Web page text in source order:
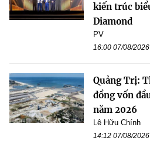
kiến trúc
Diamond
PV
16:00 07/08/2026
Quảng Trị:
đồng vốn
năm 2026
Lê Hữu Chính
14:12 07/08/2026